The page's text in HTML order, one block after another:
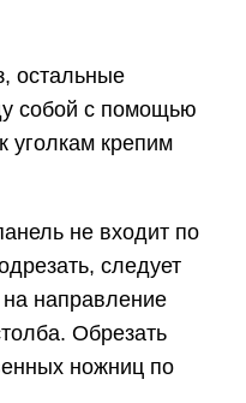
остальные
собой с помощью
уголкам крепим
не входит по
следует
направление
Обрезать
ножниц по